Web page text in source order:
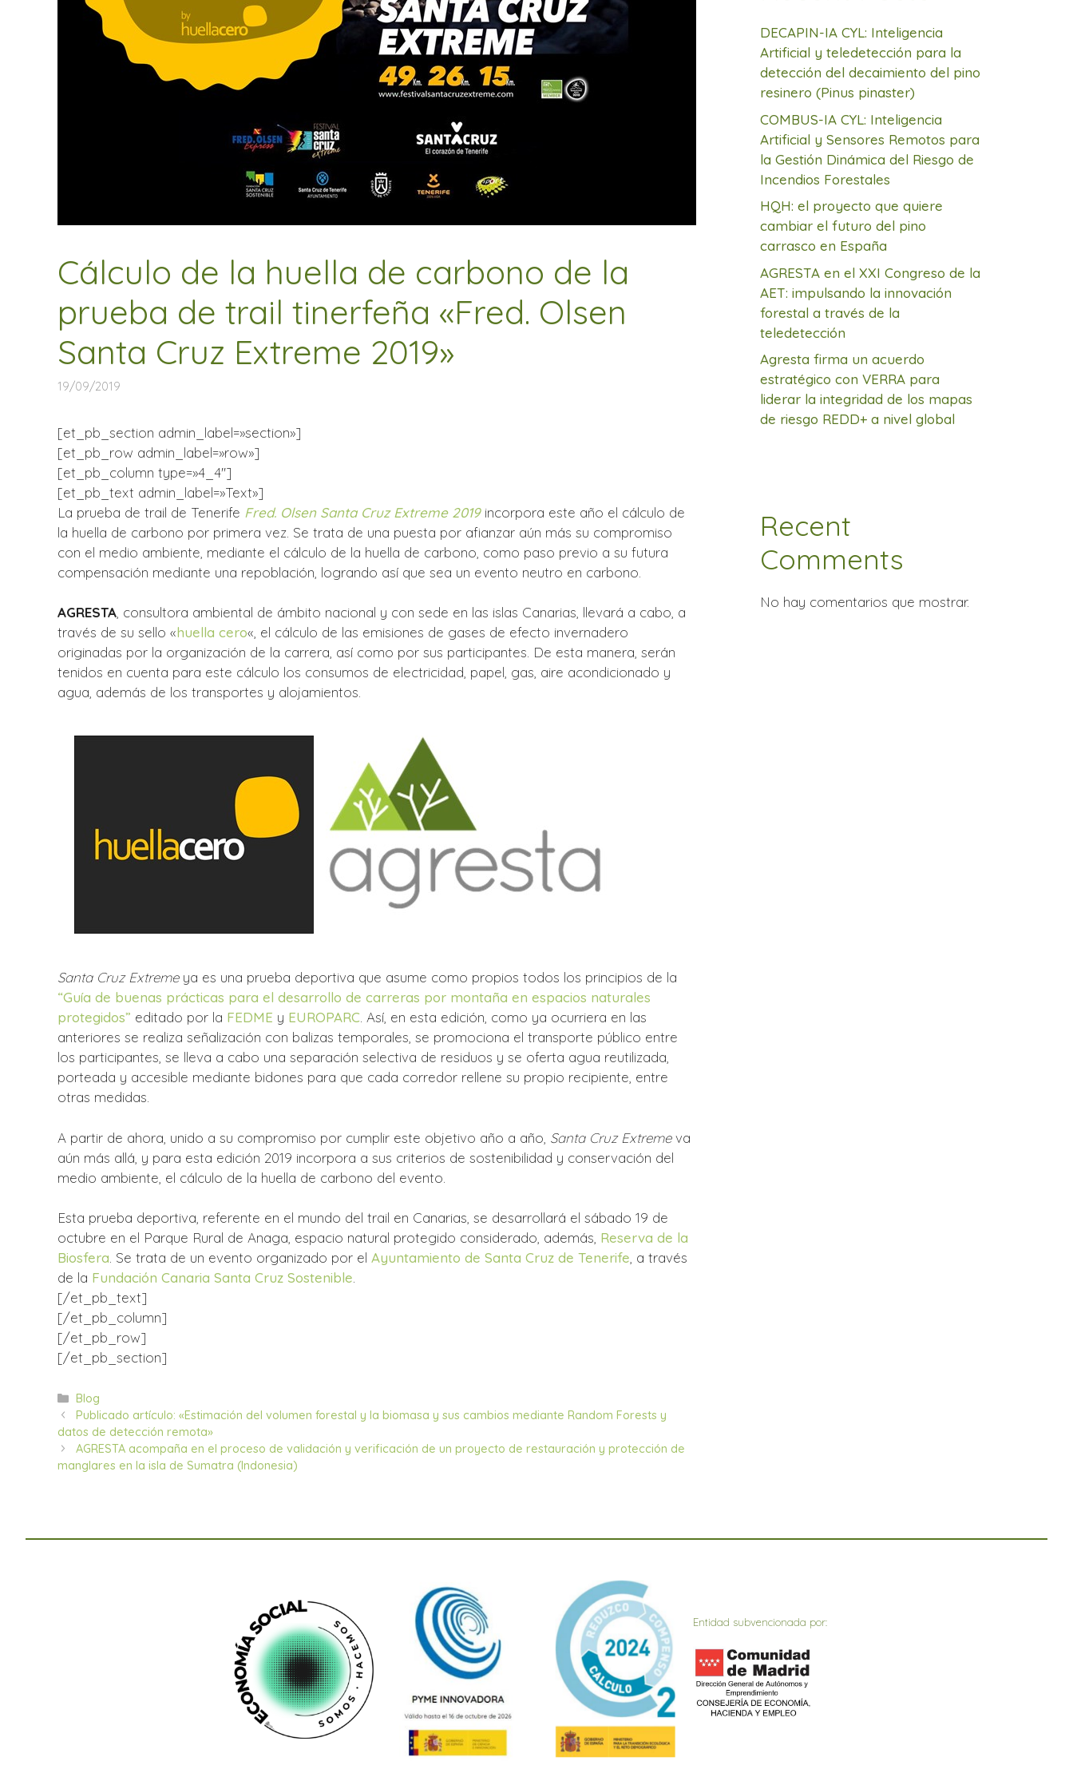
Cálculo de la huella de carbono de la
prueba de trail tinerfeña «Fred. Olsen
Santa Cruz Extreme 2019»
19/09/2019
[et_pb_section admin_label=»section»]
[et_pb_row admin_label=»row»]
[et_pb_column type=»4_4″]
[et_pb_text admin_label=»Text»]
La prueba de trail de Tenerife Fred. Olsen Santa Cruz Extreme 2019incorpora este año el cálculo de
la huella de carbono por primera vez. Se trata de una puesta por afianzar aún más su compromiso
con el medio ambiente, mediante el cálculo de la huella de carbono, como paso previo a su futura
compensación mediante una repoblación, logrando así que sea un evento neutro en carbono.
AGRESTA , consultora ambiental de ámbito nacional y con sede en las islas Canarias, llevará a cabo, a
través de su sello «huella cero«, el cálculo de las emisiones de gases de efecto invernadero
originadas por la organización de la carrera, así como por sus participantes. De esta manera, serán
tenidos en cuenta para este cálculo los consumos de electricidad, papel, gas, aire acondicionado y
agua, además de los transportes y alojamientos.
Santa Cruz Extremeya es una prueba deportiva que asume como propios todos los principios de la
“Guía de buenas prácticas para el desarrollo de carreras por montaña en espacios naturales
protegidos” editado por la FEDME y EUROPARC . Así, en esta edición, como ya ocurriera en las
anteriores se realiza señalización con balizas temporales, se promociona el transporte público entre
los participantes, se lleva a cabo una separación selectiva de residuos y se oferta agua reutilizada,
porteada y accesible mediante bidones para que cada corredor rellene su propio recipiente, entre
otras medidas.
A partir de ahora, unido a su compromiso por cumplir este objetivo año a año, Santa Cruz Extremeva
aún más allá, y para esta edición 2019 incorpora a sus criterios de sostenibilidad y conservación del
medio ambiente, el cálculo de la huella de carbono del evento.
Esta prueba deportiva, referente en el mundo del trail en Canarias, se desarrollará el sábado 19 de
octubre en el Parque Rural de Anaga, espacio natural protegido considerado, además, Reserva de la
Biosfera . Se trata de un evento organizado por el Ayuntamiento de Santa Cruz de Tenerife , a través
de la Fundación Canaria Santa Cruz Sostenible
[/et_pb_text]
[/et_pb_column]
[/et_pb_row]
[/et_pb_section]
Categorías
Blog
Publicado artículo: «Estimación del volumen forestal y la biomasa y sus cambios mediante Random Forests y
datos de detección remota»
AGRESTA acompaña en el proceso de validación y verificación de un proyecto de restauración y protección de
manglares en la isla de Sumatra (Indonesia)
DECAPIN-IA CYL: Inteligencia
Artificial y teledetección para la
detección del decaimiento del pino
resinero (Pinus pinaster)
COMBUS-IA CYL: Inteligencia
Artificial y Sensores Remotos para
la Gestión Dinámica del Riesgo de
Incendios Forestales
HQH: el proyecto que quiere
cambiar el futuro del pino
carrasco en España
AGRESTA en el XXI Congreso de la
AET: impulsando la innovación
forestal a través de la
teledetección
Agresta firma un acuerdo
estratégico con VERRA para
liderar la integridad de los mapas
de riesgo REDD+ a nivel global
Recent
Comments
No hay comentarios que mostrar.
Entidad subvencionada por: